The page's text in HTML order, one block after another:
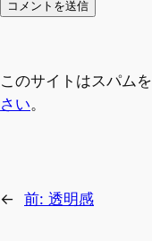
このサイトはスパム
さい。
← 前: 透明感